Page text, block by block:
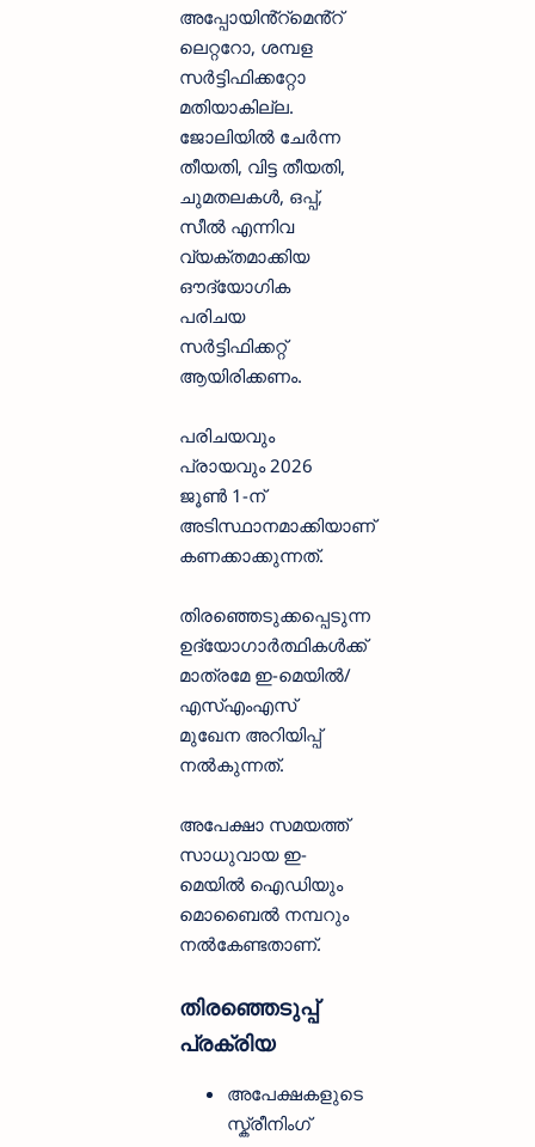
അപ്പോയിൻ്റ്മെൻ്റ്
ലെറ്ററോ, ശമ്പള
സർട്ടിഫിക്കറ്റോ
മതിയാകില്ല.
ജോലിയിൽ ചേർന്ന
തീയതി, വിട്ട തീയതി,
ചുമതലകൾ, ഒപ്പ്,
സീൽ എന്നിവ
വ്യക്തമാക്കിയ
ഔദ്യോഗിക
പരിചയ
സർട്ടിഫിക്കറ്റ്
ആയിരിക്കണം.
പരിചയവും
പ്രായവും 2026
ജൂൺ 1-ന്
അടിസ്ഥാനമാക്കിയാണ്
കണക്കാക്കുന്നത്.
തിരഞ്ഞെടുക്കപ്പെടുന്ന
ഉദ്യോഗാർത്ഥികൾക്ക്
മാത്രമേ ഇ-മെയിൽ/
എസ്എംഎസ്
മുഖേന അറിയിപ്പ്
നൽകുന്നത്.
അപേക്ഷാ സമയത്ത്
സാധുവായ ഇ-
മെയിൽ ഐഡിയും
മൊബൈൽ നമ്പറും
നൽകേണ്ടതാണ്.
തിരഞ്ഞെടുപ്പ്
പ്രക്രിയ
അപേക്ഷകളുടെ
സ്ക്രീനിംഗ്